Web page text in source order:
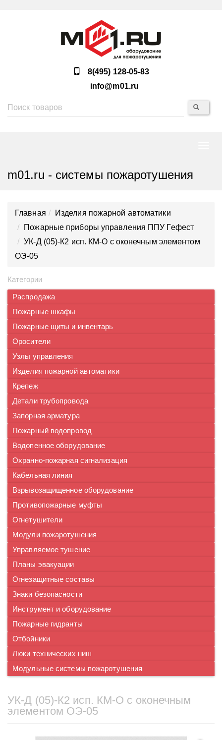
8(495) 128-05-83
info@m01.ru
m01.ru - системы пожаротушения
Главная
Изделия пожарной автоматики
Пожарные приборы управления ППУ Гефест
УК-Д (05)-К2 исп. КМ-О с оконечным элементом
ОЭ-05
Категории
Распродажа
Пожарные шкафы
Пожарные щиты и инвентарь
Оросители
Узлы управления
Изделия пожарной автоматики
Крепеж
Детали трубопровода
Запорная арматура
Пожарный водопровод
Водопенное оборудование
Охранно-пожарная сигнализация
Кабельная линия
Взрывозащищенное оборудование
Противопожарные муфты
Огнетушители
Модули пожаротушения
Управляемое тушение
Планы эвакуации
Огнезащитные составы
Знаки безопасности
Инструмент и оборудование
Пожарные гидранты
Отбойники
Люки технических ниш
Модульные системы пожаротушения
УК-Д (05)-К2 исп. КМ-О с оконечным
элементом ОЭ-05